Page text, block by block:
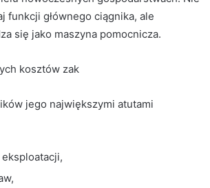
funkcji głównego ciągnika, ale
się jako maszyna pomocnicza.
kosztów zak
jego największymi atutami